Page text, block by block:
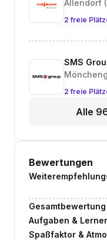
Allendorf
2 freie
SMS
2 freie
Alle
Bewertungen
Gesamtbewertung
Aufgaben &
Spaßfaktor &